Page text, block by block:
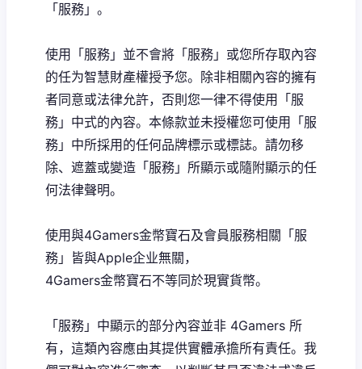
「服務」。
使用「服務」並不會將「服務」或您所存取內容
的任为智慧財產權授予您。除非相關內容的擁有
者同意或法律允許，否則您一律不得使用「服
務」中式的內容。本條款並未授權您可使用「服
務」中所採用的任何品牌標示或標誌。請勿移
除、遮蓋或變造「服務」所顯示或隨附顯示的任
何法律聲明。
使用與4Gamers金幣寶石及會員服務相關「服
務」皆與Apple企业無關，
4Gamers金幣寶石不等同於現實貨幣。
「服務」中顯示的部分內容並非 4Gamers 所
有，這類內容應由其提供實體承擔所有責任。我